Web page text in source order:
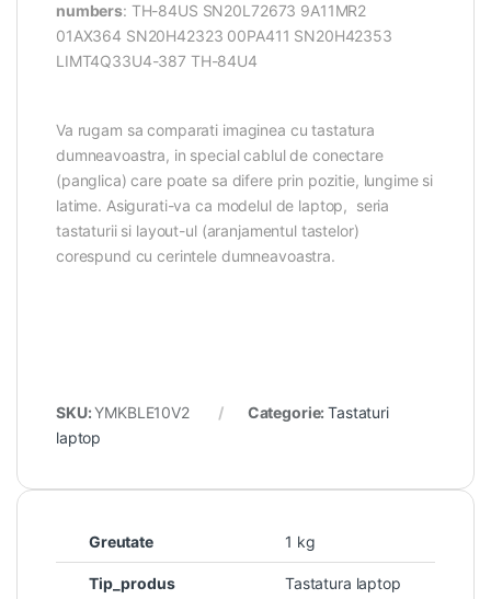
numbers: TH-84US SN20L72673 9A11MR2
01AX364 SN20H42323 00PA411 SN20H42353
LIMT4Q33U4-387 TH-84U4
Va rugam sa comparati imaginea cu tastatura
dumneavoastra, in special cablul de conectare
(panglica) care poate sa difere prin pozitie, lungime si
latime. Asigurati-va ca modelul de laptop, seria
tastaturii si layout-ul (aranjamentul tastelor)
corespund cu cerintele dumneavoastra.
SKU:YMKBLE10V2 Categorie:Tastaturi
laptop
Greutate 1 kg
Tip_produs Tastatura laptop